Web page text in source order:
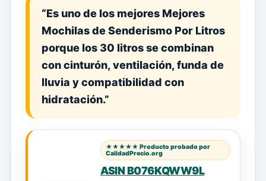
“Es uno de los mejores Mejores
Mochilas de Senderismo Por Litros
porque los 30 litros se combinan
con cinturón, ventilación, funda de
lluvia y compatibilidad con
hidratación.”
★★★★★ Producto probado por
CalidadPrecio.org
ASIN B076KQWW9L